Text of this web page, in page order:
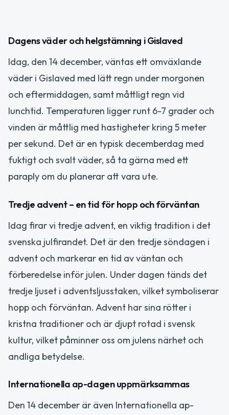
Dagens väder och helgstämning i Gislaved
Idag, den 14 december, väntas ett omväxlande
väder i Gislaved med lätt regn under morgonen
och eftermiddagen, samt måttligt regn vid
lunchtid. Temperaturen ligger runt 6-7 grader och
vinden är måttlig med hastigheter kring 5 meter
per sekund. Det är en typisk decemberdag med
fuktigt och svalt väder, så ta gärna med ett
paraply om du planerar att vara ute.
Tredje advent – en tid för hopp och förväntan
Idag firar vi tredje advent, en viktig tradition i det
svenska julfirandet. Det är den tredje söndagen i
advent och markerar en tid av väntan och
förberedelse inför julen. Under dagen tänds det
tredje ljuset i adventsljusstaken, vilket symboliserar
hopp och förväntan. Advent har sina rötter i
kristna traditioner och är djupt rotad i svensk
kultur, vilket påminner oss om julens närhet och
andliga betydelse.
Internationella ap-dagen uppmärksammas
Den 14 december är även Internationella ap-